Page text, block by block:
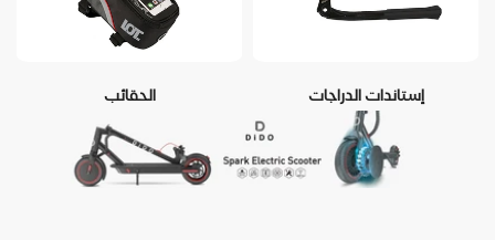
إستاندات الدراجات الحقائب